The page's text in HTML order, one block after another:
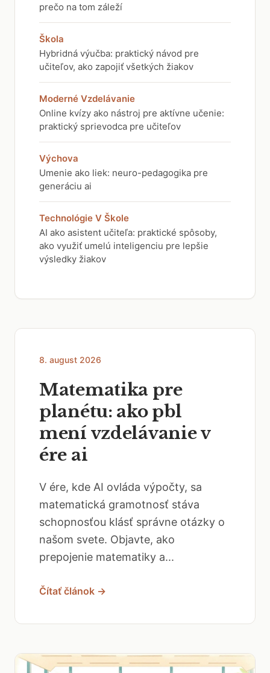
prečo na tom záleží
Škola
Hybridná výučba: praktický návod pre
učiteľov, ako zapojiť všetkých žiakov
Moderné Vzdelávanie
Online kvízy ako nástroj pre aktívne učenie:
praktický sprievodca pre učiteľov
Výchova
Umenie ako liek: neuro-pedagogika pre
generáciu ai
Technológie V Škole
AI ako asistent učiteľa: praktické spôsoby,
ako využiť umelú inteligenciu pre lepšie
výsledky žiakov
8. august 2026
Matematika pre
planétu: ako pbl
mení vzdelávanie v
ére ai
V ére, kde AI ovláda výpočty, sa
matematická gramotnosť stáva
schopnosťou klásť správne otázky o
našom svete. Objavte, ako
prepojenie matematiky a...
Čítať článok →